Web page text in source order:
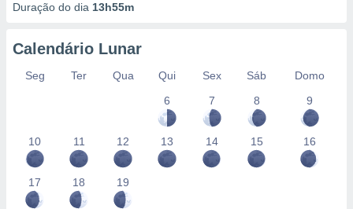
Duração do dia 13h55m
Calendário Lunar
Seg Ter Qua Qui Sex Sáb
Domo
6
7 8 9
10 11 12 13 14 15 16
17 18 19